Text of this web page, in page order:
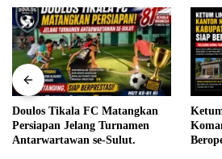
Ketum LIN Pastikan Kantor
Komando Senyap Gowa Siap
Beroperasi, Keliling Pantau
TUAI